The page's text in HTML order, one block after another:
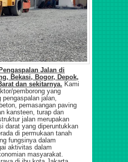
Jalan di
Bekasi, Bogor, Depok,
dan sekitarnya. Kami
pemborong yang
jalan,
pemasangan paving
kansteen, turap dan
jalan merupakan
darat yang diperuntukkan
di permukaan tanah
fungsinya dalam
aktivitas dalam
masyarakat.